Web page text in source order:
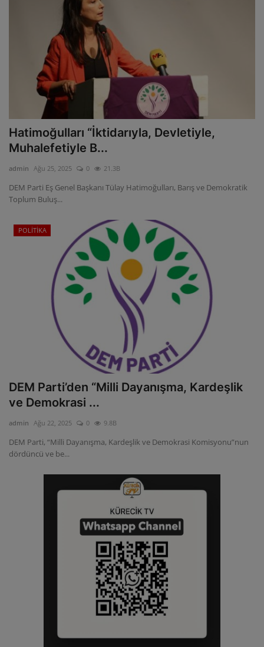
Hatimoğulları “İktidarıyla, Devletiyle,
Muhalefetiyle B...
admin Ağu 25, 2025 0 21.3B
DEM Parti Eş Genel Başkanı Tülay Hatimoğulları, Barış ve Demokratik
Toplum Buluş...
POLİTİKA
DEM Parti’den “Milli Dayanışma, Kardeşlik
ve Demokrasi ...
admin Ağu 22, 2025 0 9.8B
DEM Parti, “Milli Dayanışma, Kardeşlik ve Demokrasi Komisyonu”nun
dördüncü ve be...